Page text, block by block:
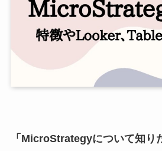
「MicroStrategyについて知り